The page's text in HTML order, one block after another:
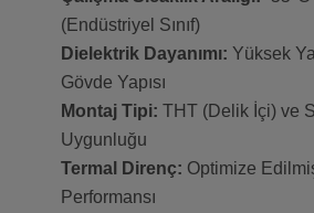
(Endüstriyel Sınıf)
Dielektrik Dayanımı: Yüksek
Gövde Yapısı
Montaj Tipi: THT (Delik İçi) ve
Uygunluğu
Termal Direnç: Optimize
Performansı